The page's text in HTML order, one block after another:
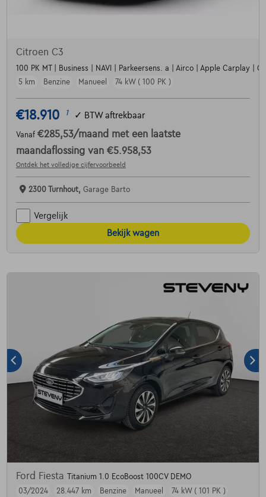
Citroen C3
100 PK MT | Business | NAVI | Parkeersens. a | Airco | Apple Carplay |
5 km
Benzine Manueel 74 kW ( 100 PK )
€18.910 1 ✓ BTW aftrekbaar
Vanaf €285,53/maand met een laatste
maandaflossing van €5.958,53
Ontdek het volledige cijfervoorbeeld
2300 Turnhout, Garage Barto
Vergelijk
Bekijk wagen
Ford Fiesta Titanium 1.0 EcoBoost 100CV DEMO
03/2024
28.447 km Benzine Manueel 74 kW ( 101 PK )